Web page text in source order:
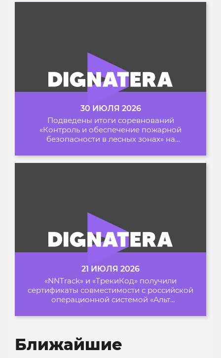
30 ИЮЛЯ 2026
Подведены итоги соревнований
«Контроль и обеспечение пожарной
безопасности в лесных зонах» на
21 ИЮЛЯ 2026
«NNTrack» и «ТрекиКод» получили
сертификаты совместимости с российской
операционной системой «Альт
Ближайшие